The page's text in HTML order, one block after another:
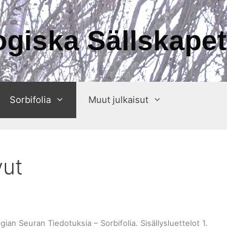
Sällskapet
Sorbifolia Muut julkaisut
Seuran Tiedotuksia – Sorbifolia. Sisällysluettelot 1.